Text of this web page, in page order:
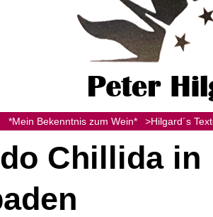
*Mein Bekenntnis zum Wein* >Hilgard´s
Chillida in